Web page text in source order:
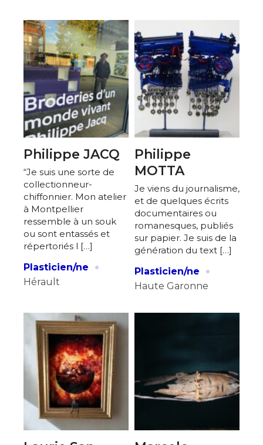
Philippe JACQ
“Je suis une sorte de
collectionneur-
chiffonnier. Mon atelier
à Montpellier
ressemble à un souk
ou sont entassés et
répertoriés l […]
Plasticien/ne
·
Hérault
Philippe
MOTTA
Je viens du journalisme,
et de quelques écrits
documentaires ou
romanesques, publiés
sur papier. Je suis de la
génération du text […]
Plasticien/ne
·
Haute Garonne